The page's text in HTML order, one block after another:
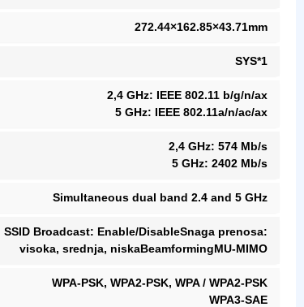
272.44×162.85×43.71mm
SYS*1
2,4 GHz: IEEE 802.11 b/g/n/ax
5 GHz: IEEE 802.11a/n/ac/ax
2,4 GHz: 574 Mb/s
5 GHz: 2402 Mb/s
Simultaneous dual band 2.4 and 5 GHz
SSID Broadcast: Enable/DisableSnaga prenosa:
visoka, srednja, niskaBeamformingMU-MIMO
WPA-PSK, WPA2-PSK, WPA / WPA2-PSK
WPA3-SAE